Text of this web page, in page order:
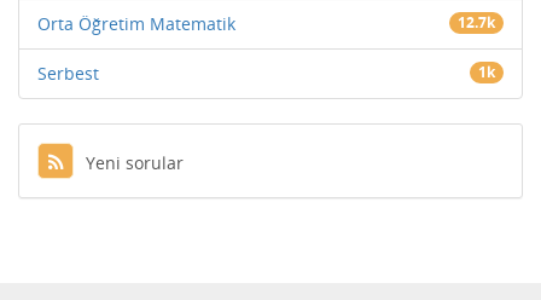
Orta Öğretim Matematik 12.7k
Serbest 1k
Yeni sorular